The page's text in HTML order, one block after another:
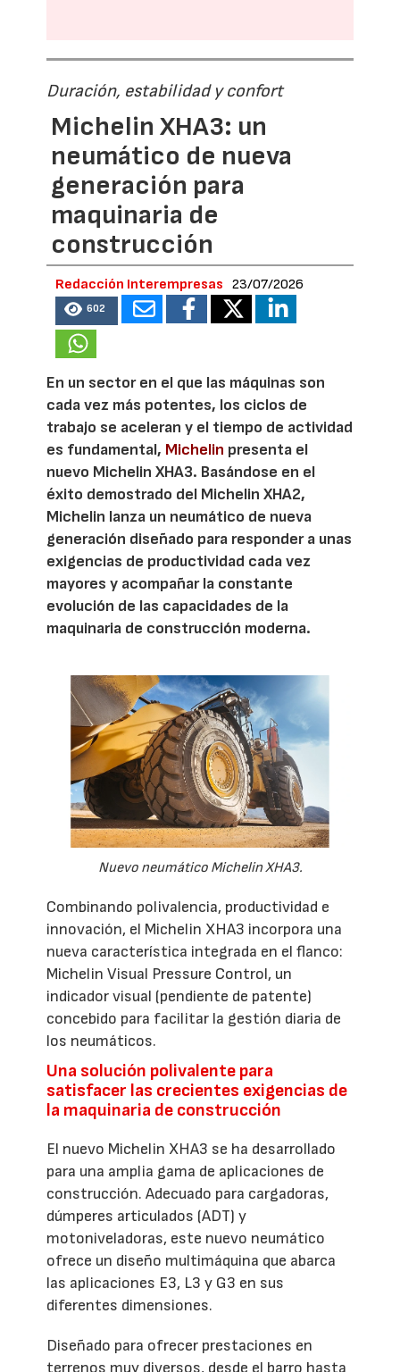
Duración, estabilidad y confort
Michelin XHA3: un
neumático de nueva
generación para
maquinaria de
construcción
Redacción Interempresas 23/07/2026
602
En un sector en el que las máquinas son
cada vez más potentes, los ciclos de
trabajo se aceleran y el tiempo de actividad
es fundamental, Michelin presenta el
nuevo Michelin XHA3. Basándose en el
éxito demostrado del Michelin XHA2,
Michelin lanza un neumático de nueva
generación diseñado para responder a unas
exigencias de productividad cada vez
mayores y acompañar la constante
evolución de las capacidades de la
maquinaria de construcción moderna.
Nuevo neumático Michelin XHA3.
Combinando polivalencia, productividad e
innovación, el Michelin XHA3 incorpora una
nueva característica integrada en el flanco:
Michelin Visual Pressure Control, un
indicador visual (pendiente de patente)
concebido para facilitar la gestión diaria de
los neumáticos.
Una solución polivalente para
satisfacer las crecientes exigencias de
la maquinaria de construcción
El nuevo Michelin XHA3 se ha desarrollado
para una amplia gama de aplicaciones de
construcción. Adecuado para cargadoras,
dúmperes articulados (ADT) y
motoniveladoras, este nuevo neumático
ofrece un diseño multimáquina que abarca
las aplicaciones E3, L3 y G3 en sus
diferentes dimensiones.
Diseñado para ofrecer prestaciones en
terrenos muy diversos, desde el barro hasta